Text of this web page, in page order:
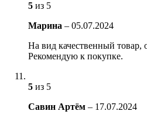
5 из 5
Марина – 05.07.2024
На вид качественный товар,
Рекомендую к покупке.
5 из 5
Савин Артём – 17.07.2024